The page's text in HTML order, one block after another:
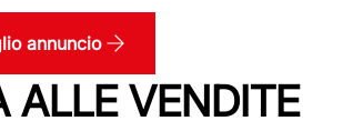
annuncio
ALLE VENDITE